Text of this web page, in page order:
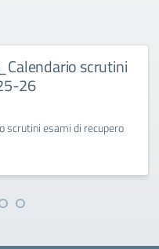
scrutini
26
scrutini esami di recupero